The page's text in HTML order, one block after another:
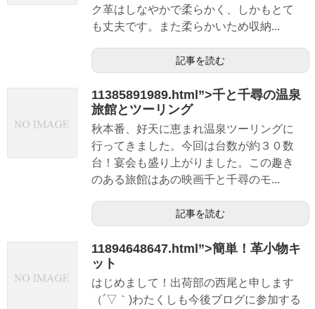
ク革はしなやかで柔らかく、しかもとて
も丈夫です。また柔らかいため収納...
記事を読む
11385891989.html”>千と千尋の温泉
旅館とツーリング
秋本番、好天に恵まれ温泉ツーリングに
行ってきました。今回は台数が約３０数
台！宴会も盛り上がりました。この趣き
のある旅館はあの映画千と千尋のモ...
記事を読む
11894648647.html”>簡単！革小物キ
ット
はじめまして！出荷部の西尾と申します
（´▽｀)わたくしも今後ブログに参加する